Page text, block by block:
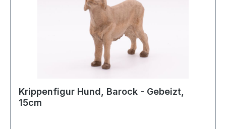
Krippenfigur Hund, Barock - Gebeizt,
15cm